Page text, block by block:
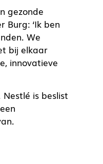
gezonde
Burg: ‘Ik ben
We
bij elkaar
innovatieve
is beslist